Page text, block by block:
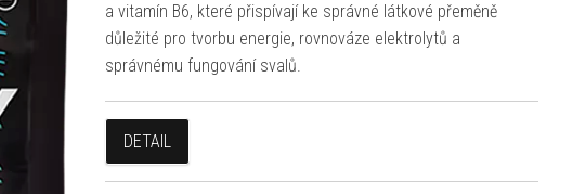
a vitamín B6, které přispívají ke správné látkové přeměně
důležité pro tvorbu energie, rovnováze elektrolytů a
správnému fungování svalů.
DETAIL